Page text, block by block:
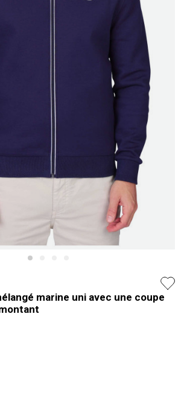
marine uni avec une coupe